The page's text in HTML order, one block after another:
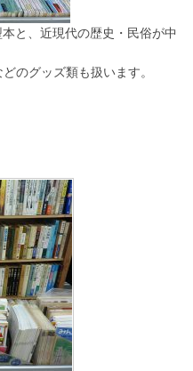
と、近現代の歴史・民俗が中
のグッズ類も扱います。